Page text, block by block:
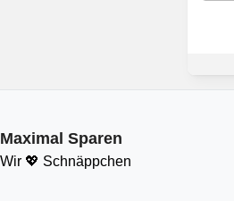
Maximal Sparen
Wir 💖 Schnäppchen